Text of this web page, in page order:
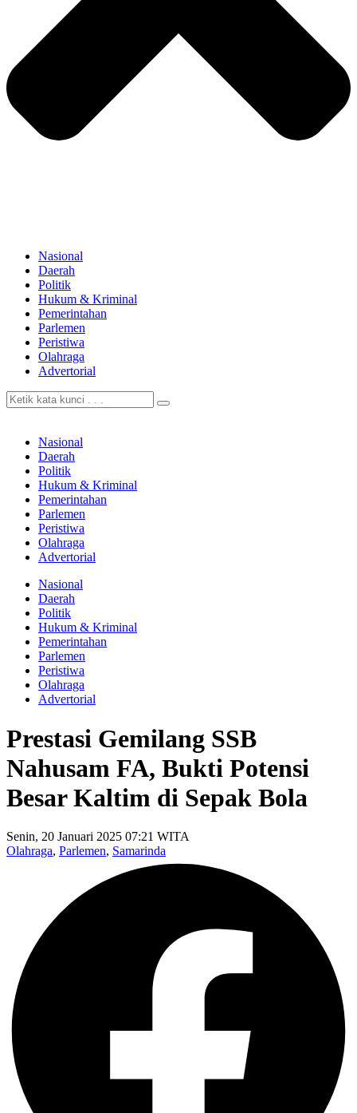
Nasional
Daerah
Politik
Hukum & Kriminal
Pemerintahan
Parlemen
Peristiwa
Olahraga
Advertorial
Nasional
Daerah
Politik
Hukum & Kriminal
Pemerintahan
Parlemen
Peristiwa
Olahraga
Advertorial
Nasional
Daerah
Politik
Hukum & Kriminal
Pemerintahan
Parlemen
Peristiwa
Olahraga
Advertorial
Prestasi Gemilang SSB
Nahusam FA, Bukti Potensi
Besar Kaltim di Sepak Bola
Senin, 20 Januari 2025 07:21 WITA
Olahraga, Parlemen, Samarinda